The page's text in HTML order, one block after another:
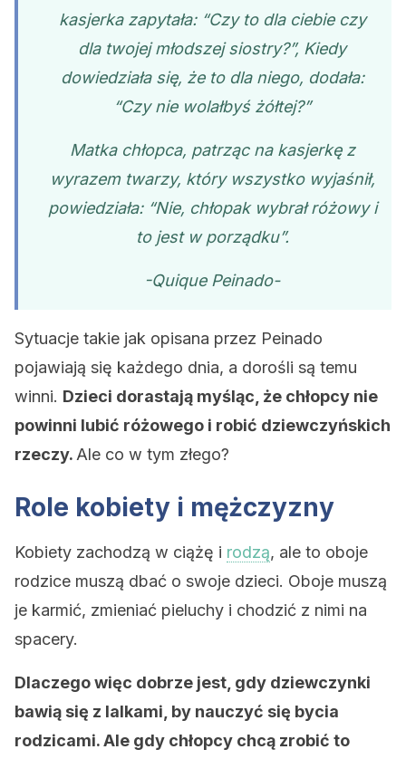
kasjerka zapytała: “Czy to dla ciebie czy
dla twojej młodszej siostry?”, Kiedy
dowiedziała się, że to dla niego, dodała:
“Czy nie wolałbyś żółtej?”
Matka chłopca, patrząc na kasjerkę z
wyrazem twarzy, który wszystko wyjaśnił,
powiedziała: “Nie, chłopak wybrał różowy i
to jest w porządku”.
-Quique Peinado-
Sytuacje takie jak opisana przez Peinado
pojawiają się każdego dnia, a dorośli są temu
winni. Dzieci dorastają myśląc, że chłopcy nie
powinni lubić różowego i robić dziewczyńskich
rzeczy. Ale co w tym złego?
Role kobiety i mężczyzny
Kobiety zachodzą w ciążę i rodzą, ale to oboje
rodzice muszą dbać o swoje dzieci. Oboje muszą
je karmić, zmieniać pieluchy i chodzić z nimi na
spacery.
Dlaczego więc dobrze jest, gdy dziewczynki
bawią się z lalkami, by nauczyć się bycia
rodzicami. Ale gdy chłopcy chcą zrobić to